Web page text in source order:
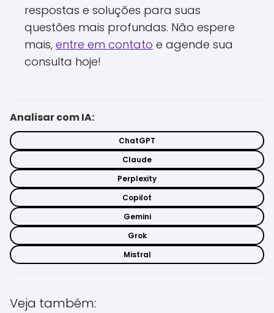
respostas e soluções para suas
questões mais profundas. Não espere
mais, entre em contato e agende sua
consulta hoje!
Analisar com IA:
ChatGPT
Claude
Perplexity
Copilot
Gemini
Grok
Mistral
Veja também: